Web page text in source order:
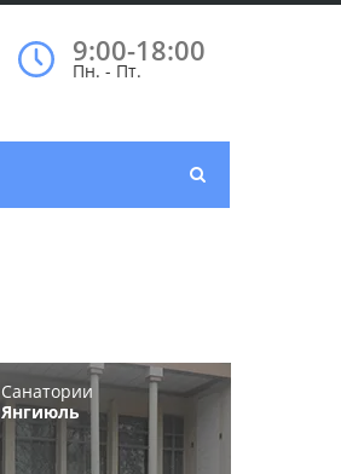
9:00-18:00
Пн. - Пт.
Санатории
Янгиюль